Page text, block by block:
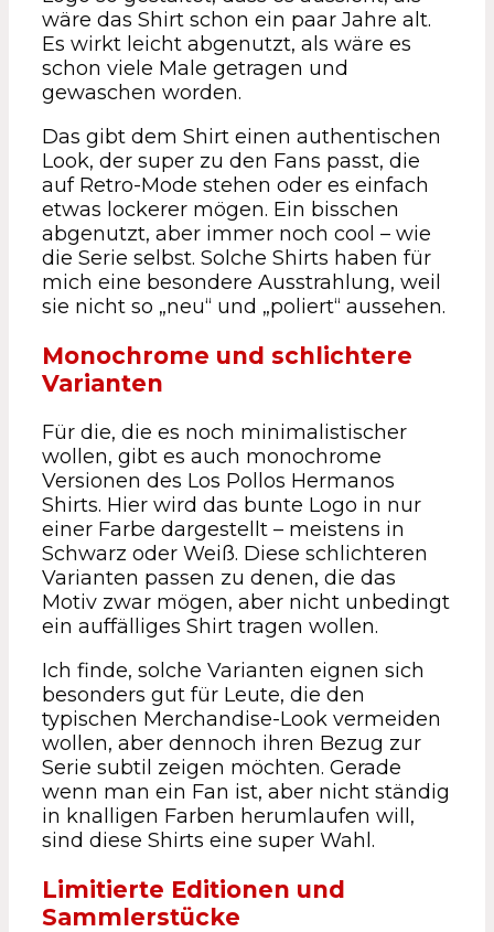
wäre das Shirt schon ein paar Jahre alt.
Es wirkt leicht abgenutzt, als wäre es
schon viele Male getragen und
gewaschen worden.
Das gibt dem Shirt einen authentischen
Look, der super zu den Fans passt, die
auf Retro-Mode stehen oder es einfach
etwas lockerer mögen. Ein bisschen
abgenutzt, aber immer noch cool – wie
die Serie selbst. Solche Shirts haben für
mich eine besondere Ausstrahlung, weil
sie nicht so „neu“ und „poliert“ aussehen.
Monochrome und schlichtere
Varianten
Für die, die es noch minimalistischer
wollen, gibt es auch monochrome
Versionen des Los Pollos Hermanos
Shirts. Hier wird das bunte Logo in nur
einer Farbe dargestellt – meistens in
Schwarz oder Weiß. Diese schlichteren
Varianten passen zu denen, die das
Motiv zwar mögen, aber nicht unbedingt
ein auffälliges Shirt tragen wollen.
Ich finde, solche Varianten eignen sich
besonders gut für Leute, die den
typischen Merchandise-Look vermeiden
wollen, aber dennoch ihren Bezug zur
Serie subtil zeigen möchten. Gerade
wenn man ein Fan ist, aber nicht ständig
in knalligen Farben herumlaufen will,
sind diese Shirts eine super Wahl.
Limitierte Editionen und
Sammlerstücke